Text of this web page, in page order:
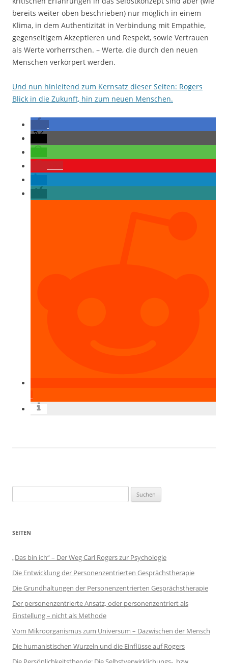
bereits weiter oben beschrieben) nur möglich in ei­nem
Klima, in dem Authentizität in Verbin­dung mit Empathie,
gegenseitigem Ak­zeptieren und Respekt, sowie Vertrauen
als Werte vorherrschen. – Werte, die durch den neuen
Menschen verkörpert werden.
Und nun hinleitend zum Kernsatz dieser Seiten: Rogers
Blick in die Zukunft, hin zum neuen Menschen.
nach:
SEITEN
„Das bin ich“ – Der Weg Carl Rogers zur Psychologie
Die Entwicklung der Personenzentrierten Gesprächstherapie
Die Grundhaltungen der Personenzentrierten Gesprächsthe­rapie
Der personenzentrierte Ansatz, oder personenzen­triert als
Einstellung – nicht als Methode
Vom Mikroorganismus zum Universum – Dazwischen der Mensch
Die humanistischen Wurzeln und die Einflüsse auf Rogers